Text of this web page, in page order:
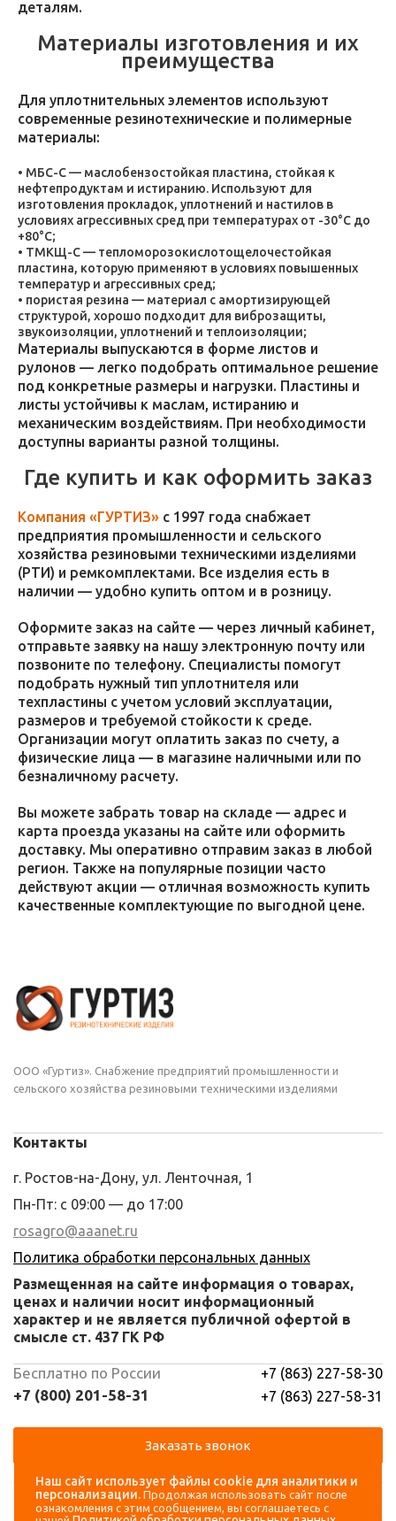
деталям.
Материалы изготовления и их
преимущества
Для уплотнительных элементов используют
современные резинотехнические и полимерные
материалы:
МБС-С — маслобензостойкая пластина, стойкая к
нефтепродуктам и истиранию. Используют для
изготовления прокладок, уплотнений и настилов в
условиях агрессивных сред при температурах от -30°C до
+80°C;
ТМКЩ-С — тепломорозокислотощелочестойкая
пластина, которую применяют в условиях повышенных
температур и агрессивных сред;
пористая резина — материал с амортизирующей
структурой, хорошо подходит для виброзащиты,
звукоизоляции, уплотнений и теплоизоляции;
Материалы выпускаются в форме листов и
рулонов — легко подобрать оптимальное решение
под конкретные размеры и нагрузки. Пластины и
листы устойчивы к маслам, истиранию и
механическим воздействиям. При необходимости
доступны варианты разной толщины.
Где купить и как оформить заказ
Компания «ГУРТИЗ» с 1997 года снабжает
предприятия промышленности и сельского
хозяйства резиновыми техническими изделиями
(РТИ) и ремкомплектами. Все изделия есть в
наличии — удобно купить оптом и в розницу.
Оформите заказ на сайте — через личный кабинет,
отправьте заявку на нашу электронную почту или
позвоните по телефону. Специалисты помогут
подобрать нужный тип уплотнителя или
техпластины с учетом условий эксплуатации,
размеров и требуемой стойкости к среде.
Организации могут оплатить заказ по счету, а
физические лица — в магазине наличными или по
безналичному расчету.
Вы можете забрать товар на складе — адрес и
карта проезда указаны на сайте или оформить
доставку. Мы оперативно отправим заказ в любой
регион. Также на популярные позиции часто
действуют акции — отличная возможность купить
качественные комплектующие по выгодной цене.
ООО «Гуртиз». Снабжение предприятий промышленности и
сельского хозяйства резиновыми техническими изделиями
Навигация Аккаунт
Контакты
г. Ростов-на-Дону, ул. Ленточная, 1
Пн-Пт: с 09:00 — до 17:00
rosagro@aaanet.ru
Политика обработки персональных данных
Размещенная на сайте информация о товарах,
ценах и наличии носит информационный
характер и не является публичной офертой в
смысле ст. 437 ГК РФ
Бесплатно по России
+7 (800) 201-58-31
+7 (863) 227-58-30
+7 (863) 227-58-31
Заказать звонок
Наш сайт использует файлы cookie для аналитики и
персонализации. Продолжая использовать сайт после
ознакомления с этим сообщением, вы соглашаетесь с